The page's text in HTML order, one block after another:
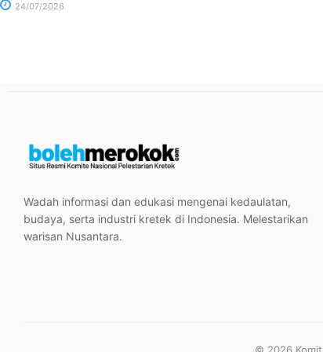
24/07/2026
Wadah informasi dan edukasi mengenai kedaulatan,
budaya, serta industri kretek di Indonesia. Melestarikan
warisan Nusantara.